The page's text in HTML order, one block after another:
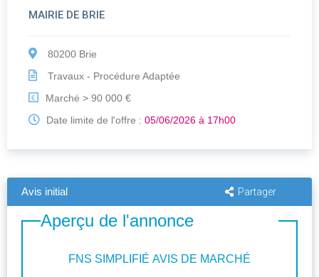
MAIRIE DE BRIE
80200 Brie
Travaux - Procédure Adaptée
€
Marché > 90 000 €
Date limite de l'offre : 05/06/2026 à 17h00
Avis initial Partager
Aperçu de l'annonce
FNS SIMPLIFIÉ AVIS DE MARCHÉ